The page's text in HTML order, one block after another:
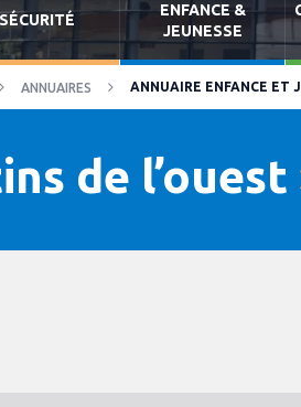
SÉCURITÉ
ENFANCE &
JEUNESSE
ANNUAIRES ANNUAIRE ENFANCE ET
de l’ouest